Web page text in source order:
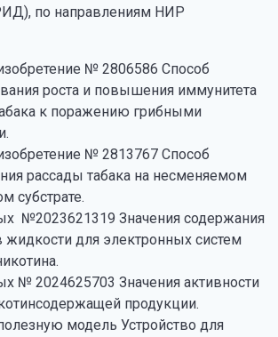
по направлениям НИР
№ 2806586 Способ
роста и повышения иммунитета
к поражению грибными
№ 2813767 Способ
рассады табака на несменяемом
субстрате.
№2023621319 Значения содержания
жидкости для электронных систем
№ 2024625703 Значения активности
продукции.
модель Устройство для